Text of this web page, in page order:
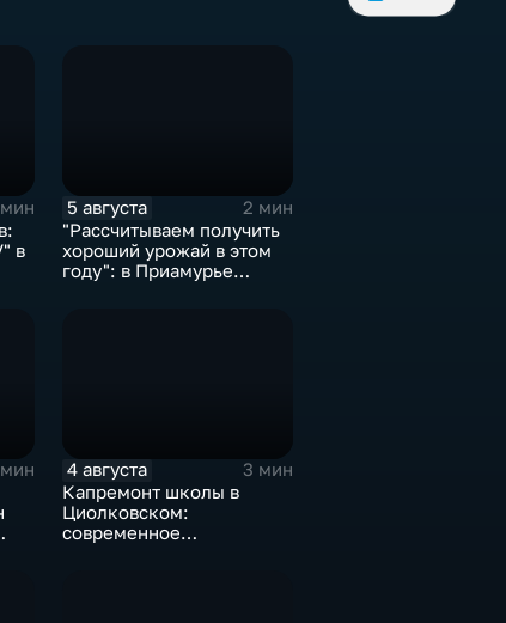
в
5 августа
2 мин
"Рассчитываем получить
хороший урожай в этом
году": в Приамурье
4 августа
3 мин
Капремонт школы в
Циолковском:
современное